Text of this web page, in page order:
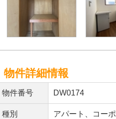
物件詳細情報
物件番号 DW0174
種別 アパート、コーポ